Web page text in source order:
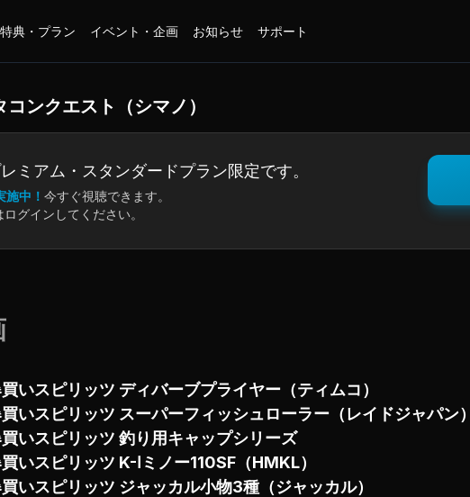
典・プラン イベント・企画 お知らせ サポート
ンクエスト（シマノ）
ミアム・ スタンダードプラン限定です。
中！ 今すぐ視聴できます。
グインしてください。
いスピリッツ ディバーブプライヤー（ティムコ）
いスピリッツ スーパーフィッシュローラー（レイドジャパン）
いスピリッツ 釣り用キャップシリーズ
いスピリッツ K-Ⅰミノー110SF（HMKL）
いスピリッツ ジャッカル小物3種（ジャッカル）